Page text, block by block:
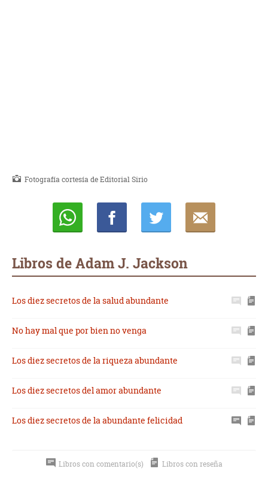
Fotografía cortesía de Editorial Sirio
Libros de Adam J. Jackson
Los diez secretos de la salud abundante
No hay mal que por bien no venga
Los diez secretos de la riqueza abundante
Los diez secretos del amor abundante
Los diez secretos de la abundante felicidad
Libros con comentario(s) Libros con reseña